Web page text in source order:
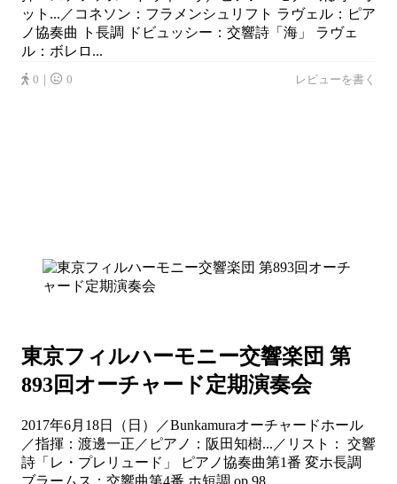
ット...／コネソン：フラメンシュリフト ラヴェル：ピア
ノ協奏曲 ト長調 ドビュッシー：交響詩「海」 ラヴェ
ル：ボレロ...
0｜ 0 レビューを書く
東京フィルハーモニー交響楽団 第
893回オーチャード定期演奏会
2017年6月18日（日）／Bunkamuraオーチャードホール
／指揮：渡邊一正／ピアノ：阪田知樹...／リスト： 交響
詩「レ・プレリュード」 ピアノ協奏曲第1番 変ホ長調
ブラームス：交響曲第4番 ホ短調 op.98...